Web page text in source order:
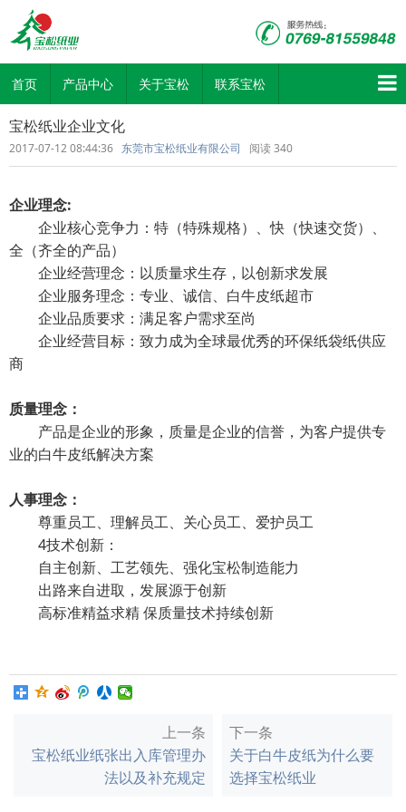
首页 产品中心 关于宝松 联系宝松
宝松纸业企业文化
2017-07-12 08:44:36 东莞市宝松纸业有限公司 阅读340
企业理念:
企业核心竞争力：特（特殊规格）、快（快速交货）、
全（齐全的产品）
企业经营理念：以质量求生存，以创新求发展
企业服务理念：专业、诚信、白牛皮纸超市
企业品质要求：满足客户需求至尚
企业经营目标：致力成为全球最优秀的环保纸袋纸供应
商
质量理念：
产品是企业的形象，质量是企业的信誉，为客户提供专
业的白牛皮纸解决方案
人事理念：
尊重员工、理解员工、关心员工、爱护员工
4技术创新：
自主创新、工艺领先、强化宝松制造能力
出路来自进取，发展源于创新
高标准精益求精 保质量技术持续创新
上一条
宝松纸业纸张出入库管理办
法以及补充规定
下一条
关于白牛皮纸为什么要
选择宝松纸业